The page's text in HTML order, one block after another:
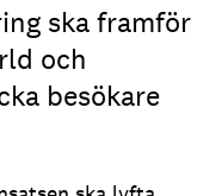
ska framför
och
besökare